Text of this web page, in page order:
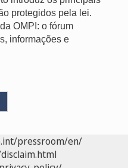
protegidos pela lei.
OMPI: o fórum
informações e
pressroom/en/